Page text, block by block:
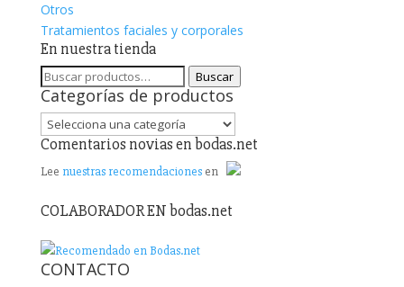
Otros
Tratamientos faciales y corporales
En nuestra tienda
Buscar
por:
Buscar
Categorías de productos
Comentarios novias en bodas.net
Lee nuestras recomendacionesen
COLABORADOR EN bodas.net
CONTACTO